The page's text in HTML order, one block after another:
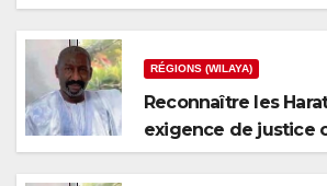
niveau de la wilaya
RÉGIONS (WILAYA)
Reconnaître les
exigence de justice
fragmentation